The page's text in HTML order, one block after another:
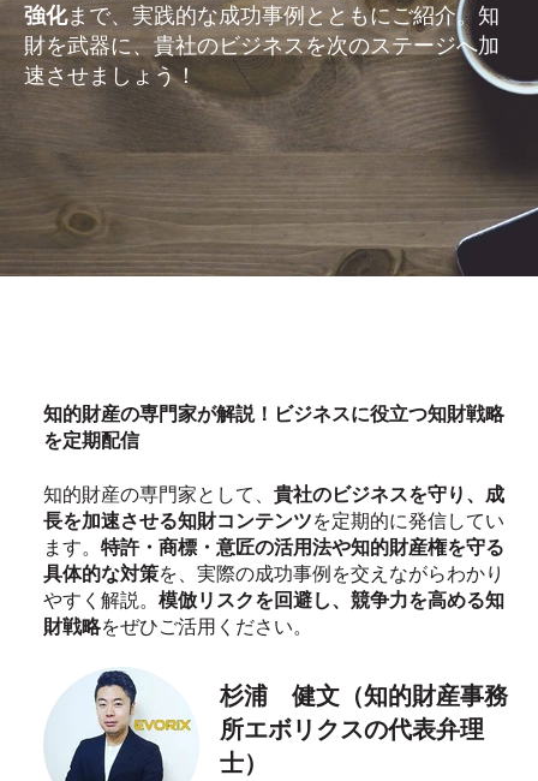
強化まで、実践的な成功事例とともにご紹介。知
財を武器に、貴社のビジネスを次のステージへ加
速させましょう！
知的財産の専門家が解説！ビジネスに役立つ知財戦略
を定期配信
知的財産の専門家として、 貴社のビジネスを守り、成
長を加速させる知財コンテンツを定期的に発信してい
ます。 特許・商標・意匠の活用法や知的財産権を守る
具体的な対策を、実際の成功事例を交えながらわかり
やすく解説。 模倣リスクを回避し、競争力を高める知
財戦略をぜひご活用ください。
杉浦 健文（知的財産事務
所エボリクスの代表弁理
士）